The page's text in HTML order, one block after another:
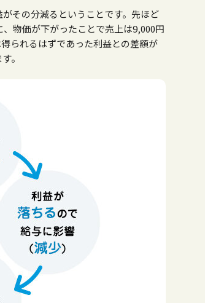
その分減るということです。先ほど
物価が下がったことで売上は9,000円
られるはずであった利益との差額が
。